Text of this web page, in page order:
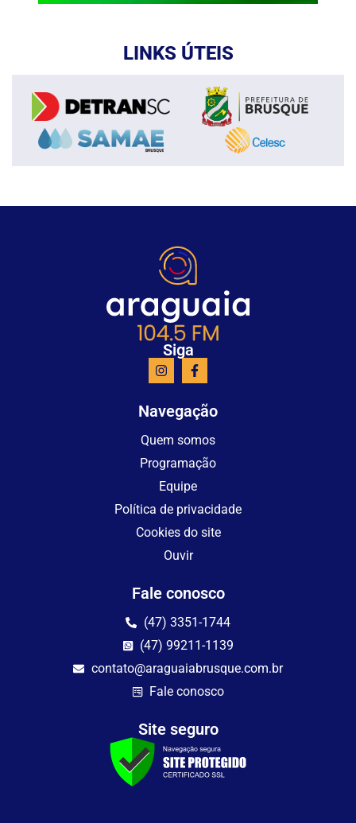
LINKS ÚTEIS
Siga
Navegação
Quem somos
Programação
Equipe
Política de privacidade
Cookies do site
Ouvir
Fale conosco
(47) 3351-1744
(47) 99211-1139
contato@araguaiabrusque.com.br
Fale conosco
Site seguro